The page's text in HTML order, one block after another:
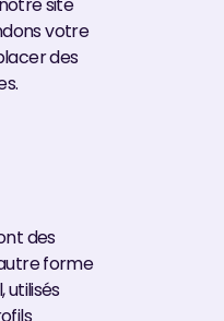
site
votre
des
des
forme
utilisés